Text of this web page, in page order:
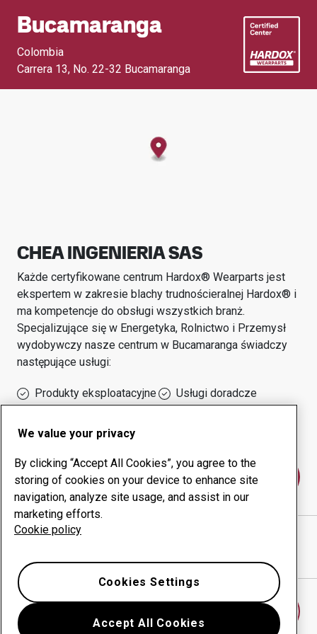
Bucamaranga
Colombia
Carrera 13, No. 22-32 Bucamaranga
CHEA INGENIERIA SAS
Każde certyfikowane centrum Hardox® Wearparts jest
ekspertem w zakresie blachy trudnościeralnej Hardox® i
ma kompetencje do obsługi wszystkich branż.
Specjalizujące się w Energetyka, Rolnictwo i Przemysł
wydobywczy nasze centrum w Bucamaranga świadczy
następujące usługi:
Produkty eksploatacyjne
Usługi doradcze
sprawności urządzeń
Skontaktuj się z nami
CHEA INGENIERIA SAS
We value your privacy
By clicking “Accept All Cookies”, you agree to the
storing of cookies on your device to enhance site
navigation, analyze site usage, and assist in our
marketing efforts.
Cookie policy
Accept All Cookies
Cookies Settings